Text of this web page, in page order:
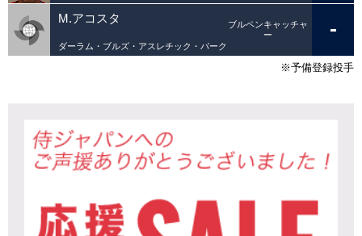
M.アコスタ
ブルペンキャッチャ
ー
ダーラム・ブルズ・アスレチック・パーク
-
※予備登録投手